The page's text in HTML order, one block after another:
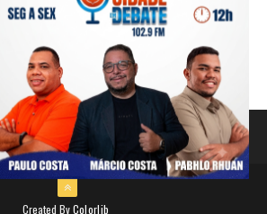
Created ByColorlib